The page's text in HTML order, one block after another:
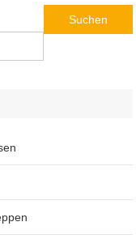
Suchen
nach: